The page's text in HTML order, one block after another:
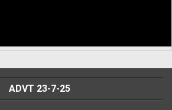
ADVT 23-7-25